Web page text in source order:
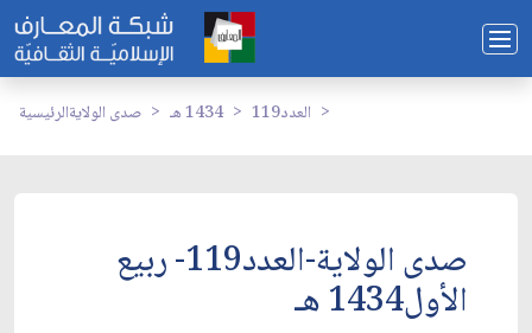
الرئيسيةصدى الولاية 1434 هـ العدد119
صدى الولاية-العدد119- ربيع
الأول1434 هـ